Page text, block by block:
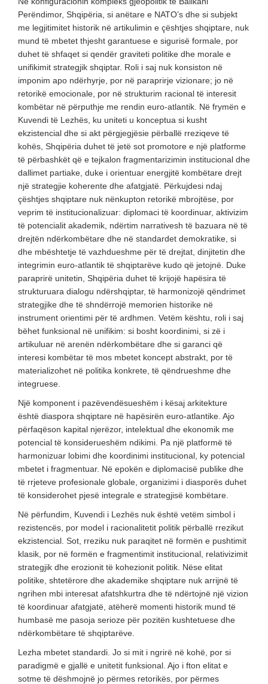
Perëndimor, Shqipëria, si anëtare e NATO’s dhe si subjekt
me legjitimitet historik në artikulimin e çështjes shqiptare, nuk
mund të mbetet thjesht garantuese e sigurisë formale, por
duhet të shfaqet si qendër graviteti politike dhe morale e
unifikimit strategjik shqiptar. Roli i saj nuk konsiston në
imponim apo ndërhyrje, por në paraprirje vizionare; jo në
retorikë emocionale, por në strukturim racional të interesit
kombëtar në përputhje me rendin euro-atlantik. Në frymën e
Kuvendi të Lezhës, ku uniteti u konceptua si kusht
ekzistencial dhe si akt përgjegjësie përballë rreziqeve të
kohës, Shqipëria duhet të jetë sot promotore e një platforme
të përbashkët që e tejkalon fragmentarizimin institucional dhe
dallimet partiake, duke i orientuar energjitë kombëtare drejt
një strategjie koherente dhe afatgjatë. Përkujdesi ndaj
çështjes shqiptare nuk nënkupton retorikë mbrojtëse, por
veprim të institucionalizuar: diplomaci të koordinuar, aktivizim
të potencialit akademik, ndërtim narrativesh të bazuara në të
drejtën ndërkombëtare dhe në standardet demokratike, si
dhe mbështetje të vazhdueshme për të drejtat, dinjitetin dhe
integrimin euro-atlantik të shqiptarëve kudo që jetojnë. Duke
paraprirë unitetin, Shqipëria duhet të krijojë hapësira të
strukturuara dialogu ndërshqiptar, të harmonizojë qëndrimet
strategjike dhe të shndërrojë memorien historike në
instrument orientimi për të ardhmen. Vetëm kështu, roli i saj
bëhet funksional në unifikim: si bosht koordinimi, si zë i
artikuluar në arenën ndërkombëtare dhe si garanci që
interesi kombëtar të mos mbetet koncept abstrakt, por të
materializohet në politika konkrete, të qëndrueshme dhe
integruese.
Një komponent i pazëvendësueshëm i kësaj arkitekture
është diaspora shqiptare në hapësirën euro-atlantike. Ajo
përfaqëson kapital njerëzor, intelektual dhe ekonomik me
potencial të konsiderueshëm ndikimi. Pa një platformë të
harmonizuar lobimi dhe koordinimi institucional, ky potencial
mbetet i fragmentuar. Në epokën e diplomacisë publike dhe
të rrjeteve profesionale globale, organizimi i diasporës duhet
të konsiderohet pjesë integrale e strategjisë kombëtare.
Në përfundim, Kuvendi i Lezhës nuk është vetëm simbol i
rezistencës, por model i racionalitetit politik përballë rrezikut
ekzistencial. Sot, rreziku nuk paraqitet në formën e pushtimit
klasik, por në formën e fragmentimit institucional, relativizimit
strategjik dhe erozionit të kohezionit politik. Nëse elitat
politike, shtetërore dhe akademike shqiptare nuk arrijnë të
ngrihen mbi interesat afatshkurtra dhe të ndërtojnë një vizion
të koordinuar afatgjatë, atëherë momenti historik mund të
humbasë me pasoja serioze për pozitën kushtetuese dhe
ndërkombëtare të shqiptarëve.
Lezha mbetet standardi. Jo si mit i ngrirë në kohë, por si
paradigmë e gjallë e unitetit funksional. Ajo i fton elitat e
sotme të dëshmojnë jo përmes retorikës, por përmes